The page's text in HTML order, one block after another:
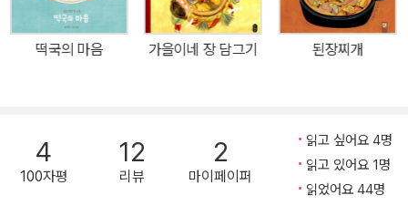
유로 김치를 꼽는 이들도 많습니다. 채소가 나지 않는 겨울철에도 채
소를 맛있게 먹기 위해 짜낸 지혜가 수천 년에 걸쳐 겨레의 건강을 지
켜 온 셈입니다. 그런데 이런 김치가 우리 어린이들 사이에서는 천덕
걸 보면 말입니다. 이렇듯 김치를 좋아하는 아이가 오히려 별나게 느
껴지는 지금, 우리 어린이들에게 김치의 매력을 알리기 위해 나선 무
리가 있습니다. 배추, 무, 고추, 젓갈, 파, 마늘, 양파, 소금 대원으로 이
떡국의 마음 가을이네 장 담그기 된장찌개
4
100자평
12
리뷰
2
마이페이퍼
읽고 싶어요 4명
읽고 있어요 1명
읽었어요 44명